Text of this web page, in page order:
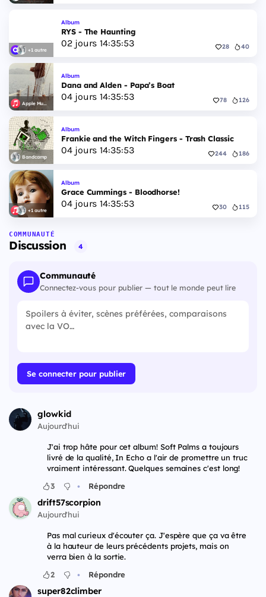
+1 autre
Album
RYS - The Haunting
02jours 14:35:52 28 40
Apple Music
Album
Dana and Alden - Papa’s Boat
04jours 14:35:52 78 126
Bandcamp
Album
Frankie and the Witch Fingers - Trash Classic
04jours 14:35:52 244 186
+1 autre
Album
Grace Cummings - Bloodhorse!
04jours 14:35:52 30 115
COMMUNAUTÉ
Discussion 4
Communauté
Connectez-vous pour publier — tout le monde peut lire
Se connecter pour publier
glowkid
Aujourd'hui
J'ai trop hâte pour cet album! Soft Palms a toujours
livré de la qualité, In Echo a l'air de promettre un truc
vraiment intéressant. Quelques semaines c'est long!
3
• Répondre
drift57scorpion
Aujourd'hui
Pas mal curieux d'écouter ça. J'espère que ça va être
à la hauteur de leurs précédents projets, mais on
verra bien à la sortie.
2
• Répondre
super82climber